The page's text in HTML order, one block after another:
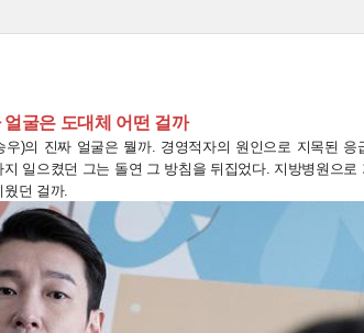
얼굴은 도대체 어떤 걸까
우)의 진짜 얼굴은 뭘까. 경영적자의 원인으로 지목된
일으켰던 그는 돌연 그 방침을 뒤집었다. 지방병원으
웠던 걸까.